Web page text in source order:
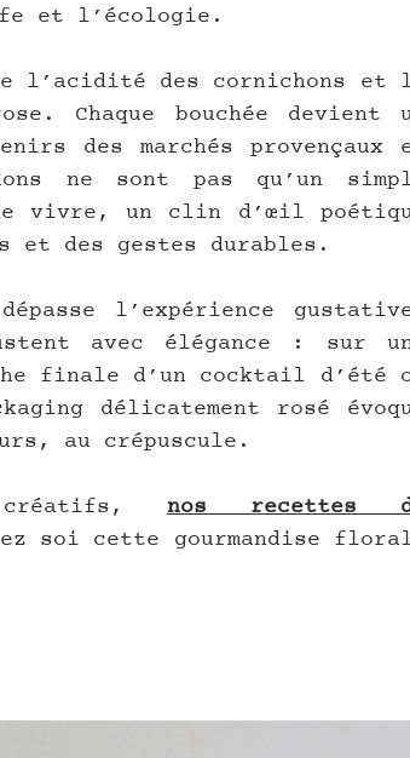
et l’écologie.
l’acidité des cornichons et
Chaque bouchée devient
des marchés provençaux
ne sont pas qu’un
vivre, un clin d’œil
et des gestes durables.
l’expérience
avec élégance : sur
finale d’un cocktail d’été
délicatement rosé
au crépuscule.
nos recettes
soi cette gourmandise